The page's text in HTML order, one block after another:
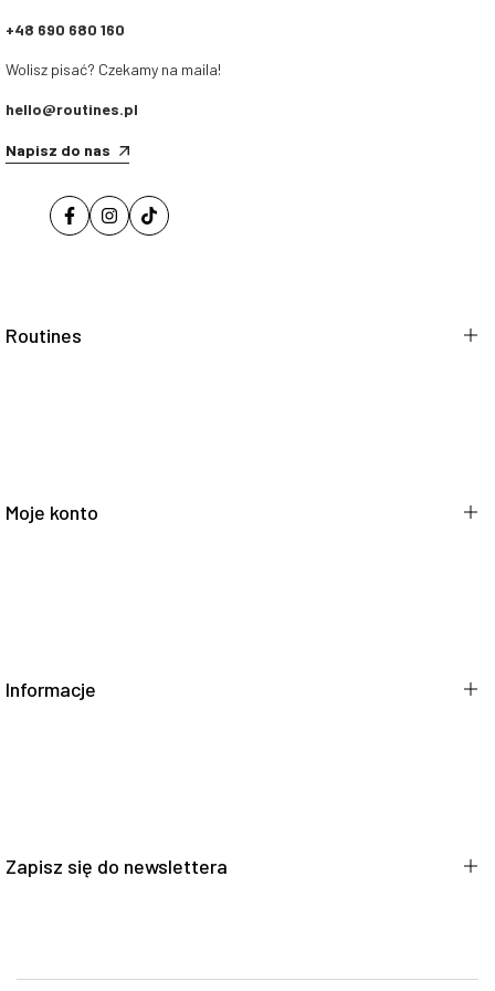
+48 690 680 160
Wolisz pisać? Czekamy na maila!
hello@routines.pl
Napisz do nas
Routines
Moje konto
Informacje
Sposoby płatności
Zapisz się do newslettera